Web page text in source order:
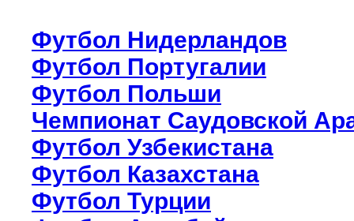
Футбол Нидерландов
Футбол Португалии
Футбол Польши
Чемпионат Саудовской
Футбол Узбекистана
Футбол Казахстана
Футбол Турции